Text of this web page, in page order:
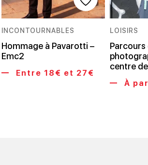
INCONTOURNABLES
Hommage à Pavarotti –
Emc2
Entre 18€ et 27€
LOISIRS
Parcours
centre
À